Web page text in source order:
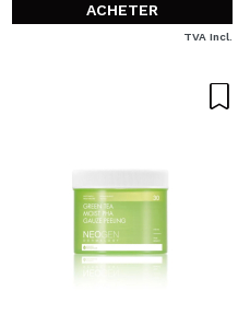
ACHETER
TVA Incl.